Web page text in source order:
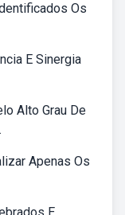
Os
E Sinergia
Alto Grau De
Apenas Os